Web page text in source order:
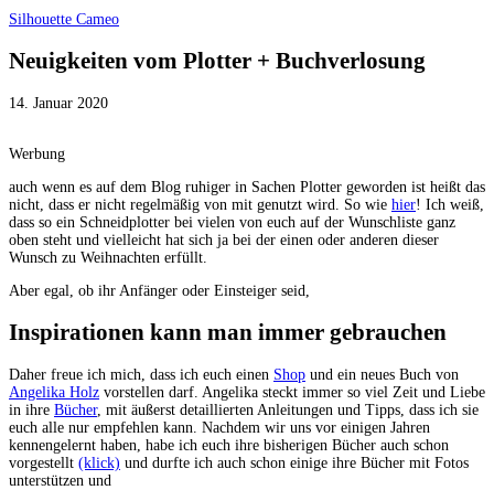
Silhouette Cameo
Neuigkeiten vom Plotter + Buchverlosung
14. Januar 2020
Werbung
auch wenn es auf dem Blog ruhiger in Sachen Plotter geworden ist heißt das
nicht, dass er nicht regelmäßig von mit genutzt wird. So wie hier! Ich weiß,
dass so ein Schneidplotter bei vielen von euch auf der Wunschliste ganz
oben steht und vielleicht hat sich ja bei der einen oder anderen dieser
Wunsch zu Weihnachten erfüllt.
Aber egal, ob ihr Anfänger oder Einsteiger seid,
Inspirationen kann man immer gebrauchen
Daher freue ich mich, dass ich euch einen Shop und ein neues Buch von
Angelika Holz vorstellen darf. Angelika steckt immer so viel Zeit und Liebe
in ihre Bücher, mit äußerst detaillierten Anleitungen und Tipps, dass ich sie
euch alle nur empfehlen kann. Nachdem wir uns vor einigen Jahren
kennengelernt haben, habe ich euch ihre bisherigen Bücher auch schon
vorgestellt (klick) und durfte ich auch schon einige ihre Bücher mit Fotos
unterstützen und